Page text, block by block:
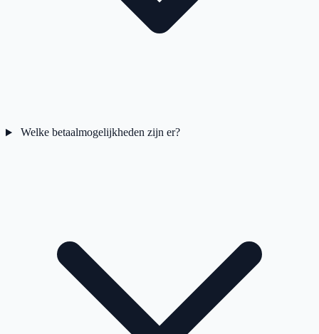
Welke betaalmogelijkheden zijn er?